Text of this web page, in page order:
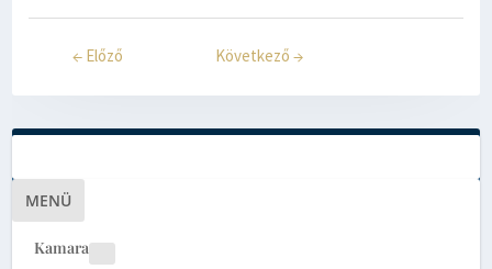
MENÜ
Kamara
← Előző Következő →